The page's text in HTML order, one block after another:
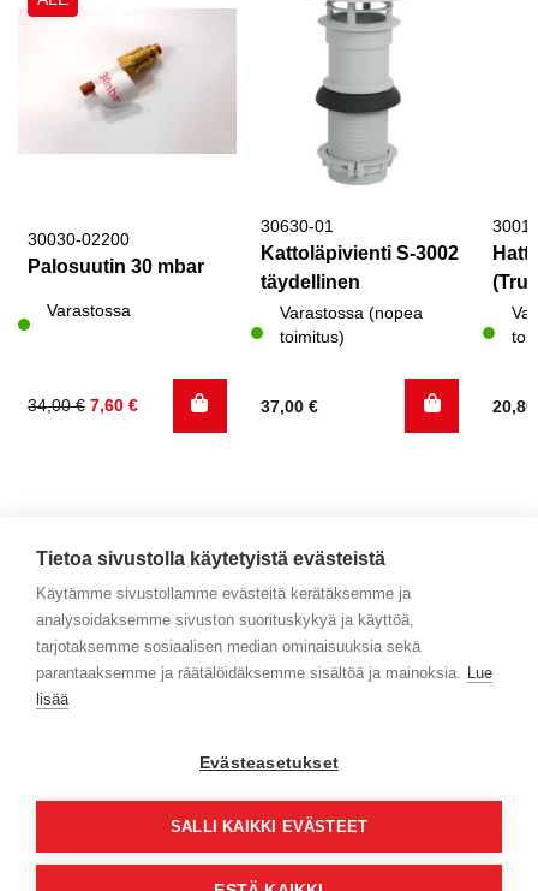
30030-02200
Palosuutin 30 mbar
Varastossa
34,00€
Alkuperäinen
7,60 €
Nykyinen
30630-01
Kattoläpivienti S-3002
täydellinen
Varastossa (nopea
toimitus)
37,00 €
Yhteystiedot
Selaa tuotteita
Maksa turvallisesti
Tietoa sivustolla käytetyistä evästeistä
Käytämme sivustollamme evästeitä kerätäksemme ja
analysoidaksemme sivuston suorituskykyä ja käyttöä,
tarjotaksemme sosiaalisen median ominaisuuksia sekä
parantaaksemme ja räätälöidäksemme sisältöä ja mainoksia. Lue
lisää
Evästeasetukset
SALLI KAIKKI EVÄSTEET